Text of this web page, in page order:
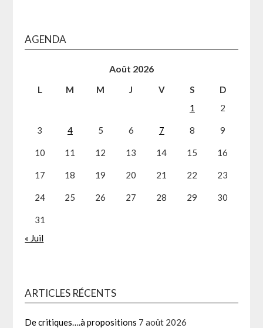
AGENDA
Août 2026
L M M J V S
D
1
2
3 4 5 6 7 8 9
10 11 12 13 14 15 16
17 18 19 20 21 22 23
24 25 26 27 28 29 30
31
« Juil
ARTICLES RÉCENTS
De critiques….à propositions 7 août 2026